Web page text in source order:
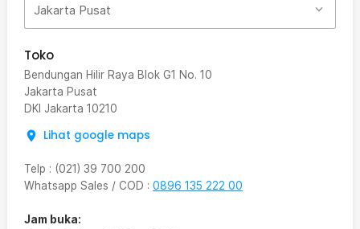
Jakarta Pusat
Toko
Bendungan Hilir Raya Blok G1 No. 10
Jakarta Pusat
DKI Jakarta 10210
Lihat google maps
Telp : (021) 39 700 200
Whatsapp Sales / COD : 0896 135 222 00
Jam buka: